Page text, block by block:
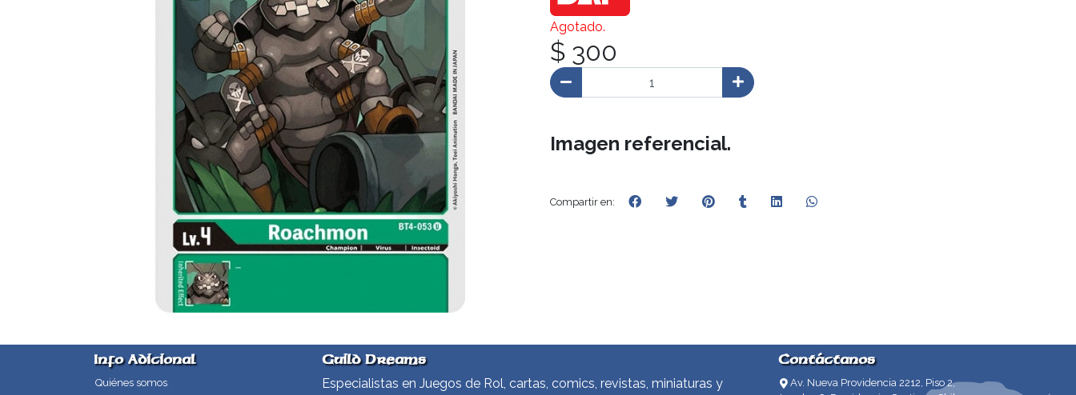
Agotado.
$ 300
Imagen referencial.
Compartir en:
Info Adicional
Quiénes somos
Guild Dreams
Especialistas en Juegos de Rol, cartas, comics, revistas, miniaturas y
Contáctanos
Av. Nueva Providencia 2212, Piso 2,